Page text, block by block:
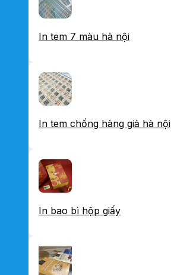
In tem 7 màu hà nội
In tem chống hàng giả hà nội
In bao bì hộp giấy